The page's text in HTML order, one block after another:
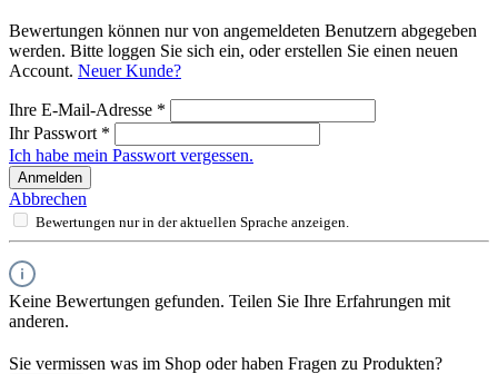
Bewertungen können nur von angemeldeten Benutzern abgegeben
werden. Bitte loggen Sie sich ein, oder erstellen Sie einen neuen
Account. Neuer Kunde?
Ihre E-Mail-Adresse *
Ihr Passwort *
Ich habe mein Passwort vergessen.
Anmelden
Abbrechen
Bewertungen nur in der aktuellen Sprache anzeigen.
Keine Bewertungen gefunden. Teilen Sie Ihre Erfahrungen mit
anderen.
Sie vermissen was im Shop oder haben Fragen zu Produkten?